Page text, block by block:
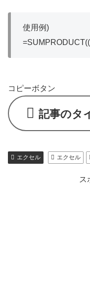
使用例)
コピーボタン
記事のタ
エクセル エクセル
ス